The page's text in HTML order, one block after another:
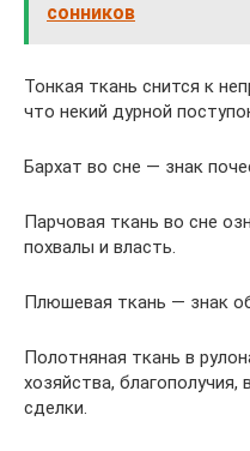
сонников
Тонкая ткань снится к
что некий дурной
Бархат во сне — знак
Парчовая ткань во сне
похвалы и власть.
Плюшевая ткань — знак
Полотняная ткань в
хозяйства,
сделки.